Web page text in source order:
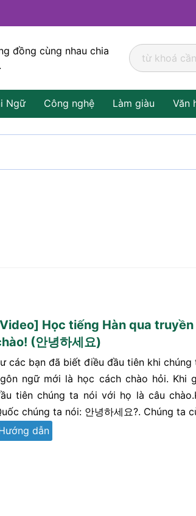
đồng cùng nhau chia
Ngữ Công nghệ Làm giàu Văn
Học tiếng Hàn qua truyền
(안녕하세요)
các bạn đã biết điều đầu tiên khi
ngữ mới là học cách chào hỏi. Khi
tiên chúng ta nói với họ là câu
chúng ta nói: 안녕하세요?. Chúng ta
dẫn